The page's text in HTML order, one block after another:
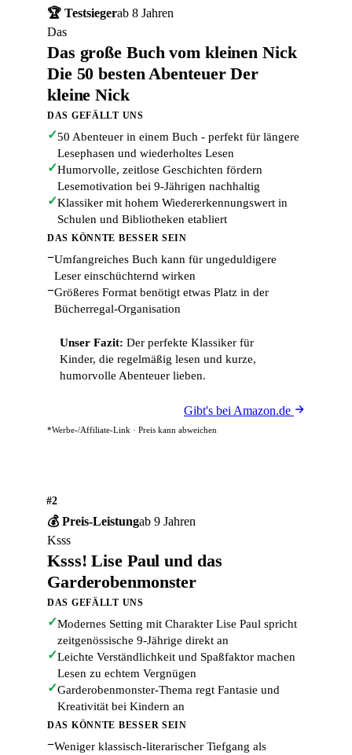
🏆 Testsiegerab 8 Jahren
Das
Das große Buch vom kleinen Nick
Die 50 besten Abenteuer Der
kleine Nick
DAS GEFÄLLT UNS
✓50 Abenteuer in einem Buch - perfekt für längere
Lesephasen und wiederholtes Lesen
✓Humorvolle, zeitlose Geschichten fördern
Lesemotivation bei 9-Jährigen nachhaltig
✓Klassiker mit hohem Wiedererkennungswert in
Schulen und Bibliotheken etabliert
DAS KÖNNTE BESSER SEIN
−Umfangreiches Buch kann für ungeduldigere
Leser einschüchternd wirken
−Größeres Format benötigt etwas Platz in der
Bücherregal-Organisation
Unser Fazit: Der perfekte Klassiker für
Kinder, die regelmäßig lesen und kurze,
humorvolle Abenteuer lieben.
Gibt's bei Amazon.de
*Werbe-/Affiliate-Link · Preis kann abweichen
#2
💰 Preis-Leistungab 9 Jahren
Ksss
Ksss! Lise Paul und das
Garderobenmonster
DAS GEFÄLLT UNS
✓Modernes Setting mit Charakter Lise Paul spricht
zeitgenössische 9-Jährige direkt an
✓Leichte Verständlichkeit und Spaßfaktor machen
Lesen zu echtem Vergnügen
✓Garderobenmonster-Thema regt Fantasie und
Kreativität bei Kindern an
DAS KÖNNTE BESSER SEIN
−Weniger klassisch-literarischer Tiefgang als